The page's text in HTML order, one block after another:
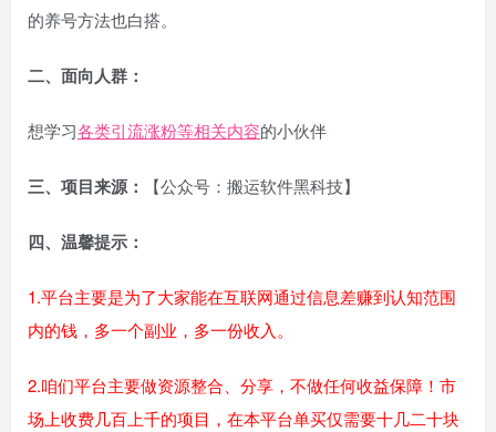
的养号方法也白搭。
二、面向人群：
想学习各类引流涨粉等相关内容的小伙伴
三、项目来源： 【公众号：搬运软件黑科技】
四、温馨提示：
1.平台主要是为了大家能在互联网通过信息差赚到认知范围
内的钱，多一个副业，多一份收入。
2.咱们平台主要做资源整合、分享，不做任何收益保障！市
场上收费几百上千的项目，在本平台单买仅需要十几二十块